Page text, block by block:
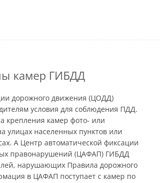
камер ГИБДД
дорожного движения (ЦОДД)
условия для соблюдения ПДД.
крепления камер фото- или
улицах населенных пунктов или
А Центр автоматической фиксации
правонарушений (ЦАФАП) ГИБДД
нарушающих Правила дорожного
в ЦАФАП поступает с камер по